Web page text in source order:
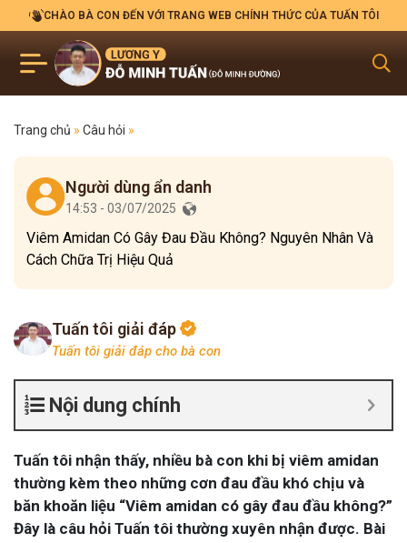
CHÀO BÀ CON ĐẾN VỚI TRANG WEB CHÍNH THỨC CỦA TUẤN TÔI
Trang chủ » Câu hỏi »
Người dùng ẩn danh
14:53 - 03/07/2025
Viêm Amidan Có Gây Đau Đầu Không? Nguyên Nhân Và
Cách Chữa Trị Hiệu Quả
Tuấn tôi giải đáp
Tuấn tôi giải đáp cho bà con
Nội dung chính
Tuấn tôi nhận thấy, nhiều bà con khi bị viêm amidan
thường kèm theo những cơn đau đầu khó chịu và
băn khoăn liệu “Viêm amidan có gây đau đầu không?”
Đây là câu hỏi Tuấn tôi thường xuyên nhận được. Bài